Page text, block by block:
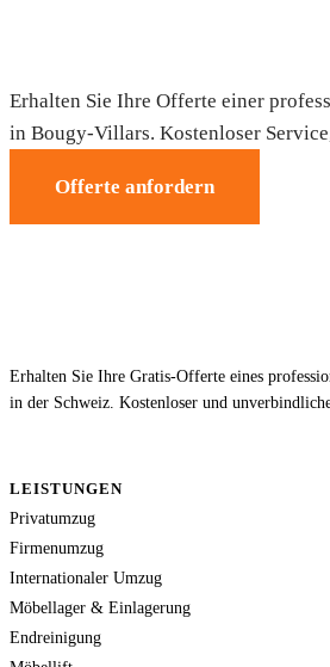
Erhalten Sie Ihre Offerte einer
in Bougy-Villars. Kostenloser
Offerte anfordern
Erhalten Sie Ihre Gratis-Offerte eines
in der Schweiz. Kostenloser und
LEISTUNGEN
Privatumzug
Firmenumzug
Internationaler Umzug
Möbellager & Einlagerung
Endreinigung